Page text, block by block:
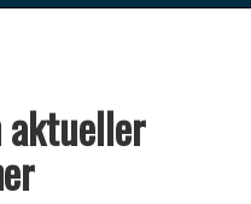
aktueller